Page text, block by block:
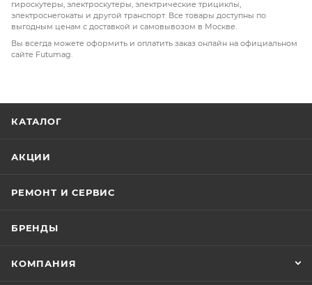
гироскутеры, электроскутеры, электрические трициклы,
электроснегокаты и другой транспорт. Все товары доступны по
выгодным ценам с доставкой и самовывозом в Москве.
Вы всегда можете оформить и оплатить заказ онлайн на официальном
сайте Futumag.
КАТАЛОГ
АКЦИИ
РЕМОНТ И СЕРВИС
БРЕНДЫ
КОМПАНИЯ